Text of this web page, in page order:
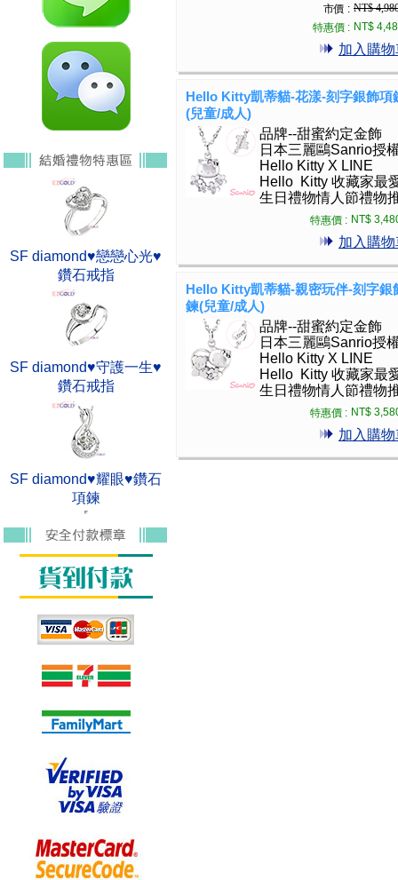
SF diamond♥戀戀心光♥
鑽石戒指
SF diamond♥守護一生♥
鑽石戒指
SF diamond♥耀眼♥鑽石
項鍊
市價 : NT$
特惠價 : NT$
加入購物
Hello Kitty凱蒂貓-花漾-刻字銀飾項
(兒童/成人)
品牌--甜蜜約定金飾
日本三麗鷗Sanrio授
Hello Kitty X LINE
Hello Kitty 收藏家最
生日禮物情人節禮物
特惠價 : NT$
加入購物
Hello Kitty凱蒂貓-親密玩伴-刻字銀
鍊(兒童/成人)
品牌--甜蜜約定金飾
日本三麗鷗Sanrio授
Hello Kitty X LINE
Hello Kitty 收藏家最
生日禮物情人節禮物
特惠價 : NT$
加入購物